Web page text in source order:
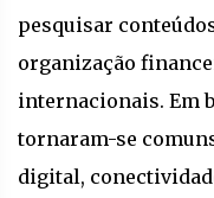
pesquisar
organização
internacionais. Em
tornaram-se
digital,